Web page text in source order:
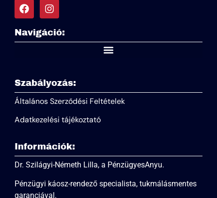
Navigáció:
Szabályozás:
Általános Szerződési Feltételek
Adatkezelési tájékoztató
Információk:
Dr. Szilágyi-Németh Lilla, a PénzügyesAnyu.
Pénzügyi káosz-rendező specialista, tukmálásmentes
garanciával.